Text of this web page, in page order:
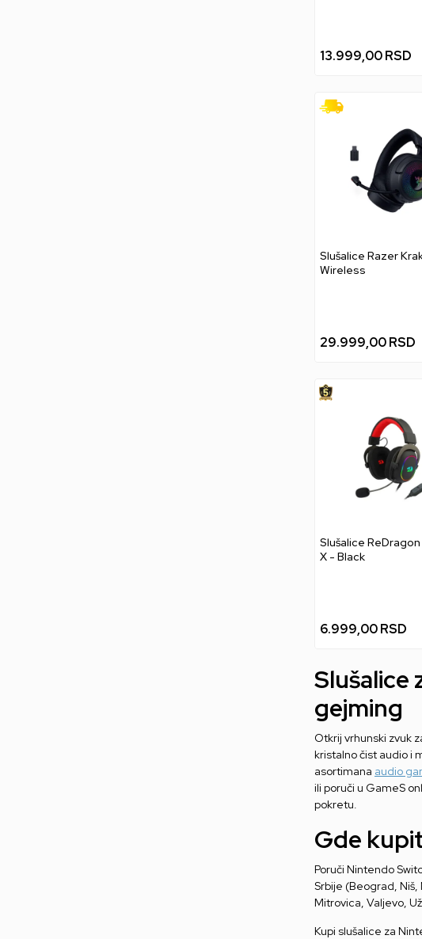
13.999,00RSD
Slušalice Razer
Wireless
29.999,00RSD
Slušalice
X - Black
6.999,00RSD
Slušalice
gejming
Otkrij vrhunski zvuk
kristalno čist audio i
asortimana audio
ili poruči u GameS
pokretu.
Gde
Poruči Nintendo
Srbije (Beograd, Niš,
Mitrovica, Valjevo,
Kupi slušalice za